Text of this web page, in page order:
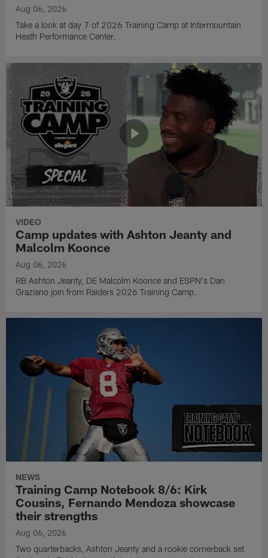
Aug 06, 2026
Take a look at day 7 of 2026 Training Camp at Intermountain
Heath Performance Center.
VIDEO
Camp updates with Ashton Jeanty and
Malcolm Koonce
Aug 06, 2026
RB Ashton Jeanty, DE Malcolm Koonce and ESPN's Dan
Graziano join from Raiders 2026 Training Camp.
NEWS
Training Camp Notebook 8/6: Kirk
Cousins, Fernando Mendoza showcase
their strengths
Aug 06, 2026
Two quarterbacks, Ashton Jeanty and a rookie cornerback set